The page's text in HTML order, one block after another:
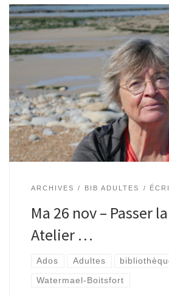
Adultes | Bibliothèque de Watermael,
– 17H30 Animé par Ariane Van
façons de passer la frontière. Et de
ARCHIVES BIB ADULTES
Ma 26 nov – Passer
Atelier …
Ados Adultes
Watermael-Boitsfort